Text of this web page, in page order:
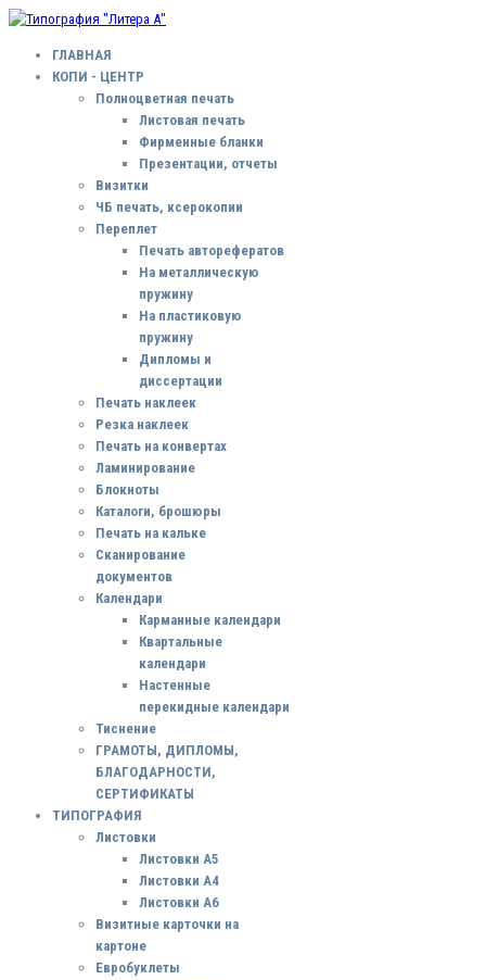
ГЛАВНАЯ
КОПИ - ЦЕНТР
Полноцветная печать
Листовая печать
Фирменные бланки
Презентации, отчеты
Визитки
ЧБ печать, ксерокопии
Переплет
Печать авторефератов
На металлическую
пружину
На пластиковую
пружину
Дипломы и
диссертации
Печать наклеек
Резка наклеек
Печать на конвертах
Ламинирование
Блокноты
Каталоги, брошюры
Печать на кальке
Сканирование
документов
Календари
Карманные календари
Квартальные
календари
Настенные
перекидные календари
Тиснение
ГРАМОТЫ, ДИПЛОМЫ,
БЛАГОДАРНОСТИ,
СЕРТИФИКАТЫ
ТИПОГРАФИЯ
Листовки
Листовки А5
Листовки А4
Листовки А6
Визитные карточки на
картоне
Евробуклеты